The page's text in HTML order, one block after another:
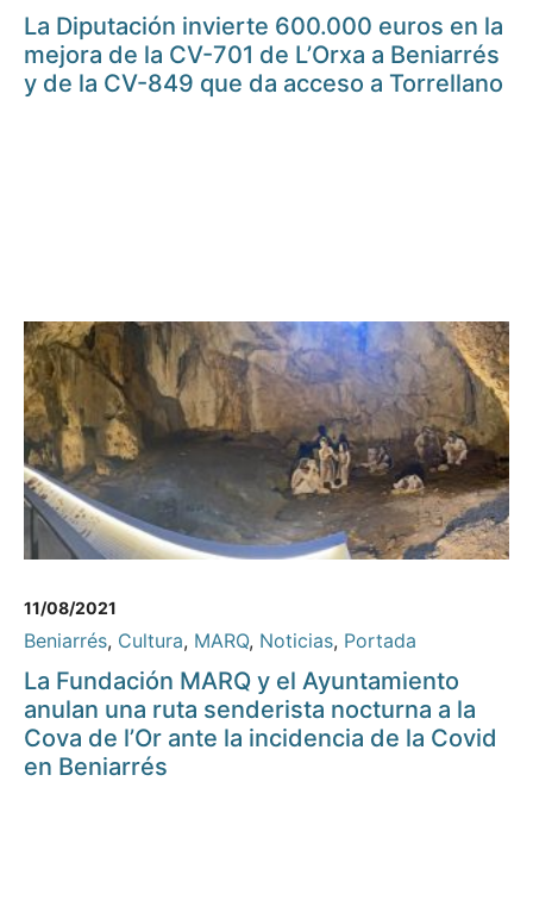
La Diputación invierte 600.000 euros en la
mejora de la CV-701 de L’Orxa a Beniarrés
y de la CV-849 que da acceso a Torrellano
11/08/2021
Beniarrés, Cultura, MARQ, Noticias, Portada
La Fundación MARQ y el Ayuntamiento
anulan una ruta senderista nocturna a la
Cova de l’Or ante la incidencia de la Covid
en Beniarrés